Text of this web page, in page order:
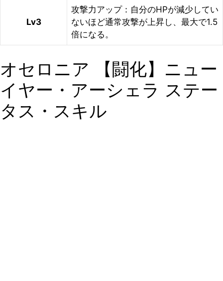
Lv3
攻撃力アップ：自分のHPが減少してい
ないほど通常攻撃が上昇し、最大で1.5
倍になる。
オセロニア 【闘化】ニュー
イヤー・アーシェラ ステー
タス・スキル